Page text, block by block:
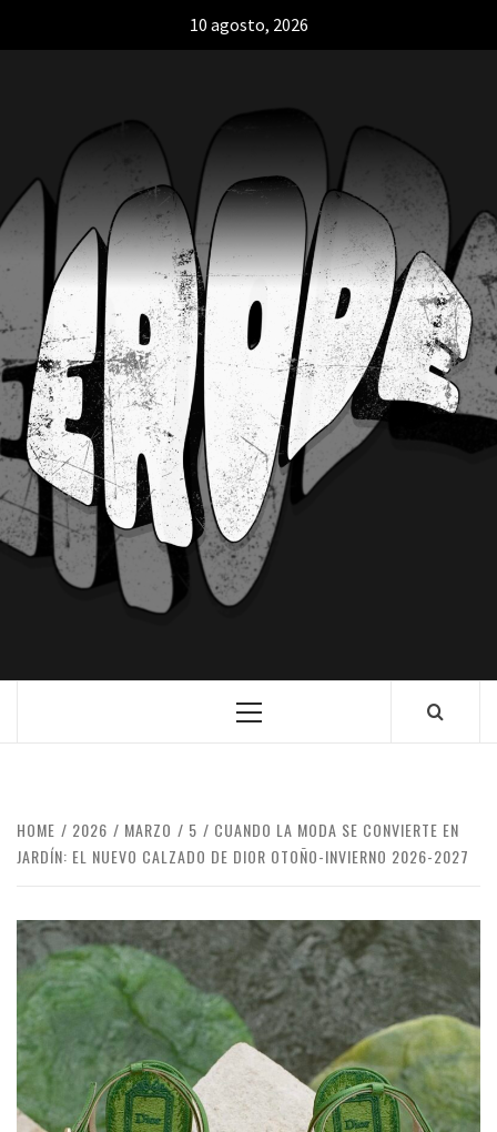
10 agosto, 2026
HOME 2026 MARZO 5
CUANDO LA MODA SE CONVIERTE EN
JARDÍN: EL NUEVO CALZADO DE DIOR OTOÑO-INVIERNO 2026-2027